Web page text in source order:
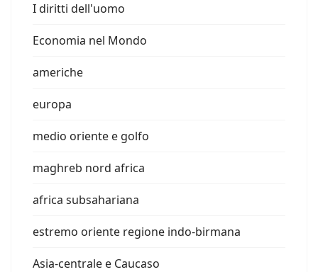
I diritti dell'uomo
Economia nel Mondo
americhe
europa
medio oriente e golfo
maghreb nord africa
africa subsahariana
estremo oriente regione indo-birmana
Asia-centrale e Caucaso